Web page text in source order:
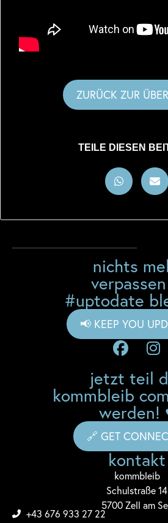
ZURÜCK ZUR
TEILE DIESEN
kontakt
kommbleib
Schulstraße 14
5700 Zell am
+43 676 933 27 22
jetzt teil
kommbleib
werden!
🔗 GET
nichts
#uptodate
📢 KEEP YOU